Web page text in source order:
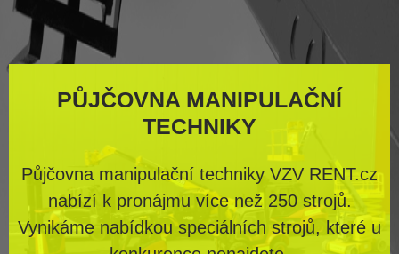
PŮJČOVNA MANIPULAČNÍ
TECHNIKY
Půjčovna manipulační techniky VZV RENT.cz
nabízí k pronájmu více než 250 strojů.
Vynikáme nabídkou speciálních strojů, které u